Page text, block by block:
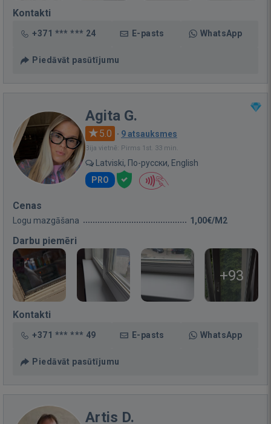
Kontakti
+371 *** *** 24 E-pasts WhatsApp
Piedāvāt pasūtījumu
Agita G.
5.0 · 9 atsauksmes
Bija vietnē: Pirms 1st. 33 min.
Latviski, По-русски, English
PRO
Cenas
Logu mazgāšana 1,00€/M2
Darbu piemēri
+93
Kontakti
+371 *** *** 49 E-pasts WhatsApp
Piedāvāt pasūtījumu
Artis D.